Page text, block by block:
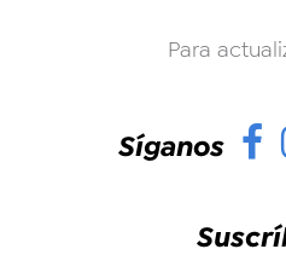
Para
Síganos